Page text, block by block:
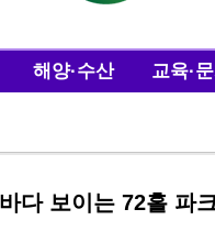
해양·수산 교육·
다 보이는 72홀 파